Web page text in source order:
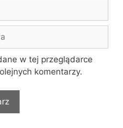
w tej przeglądarce
komentarzy.